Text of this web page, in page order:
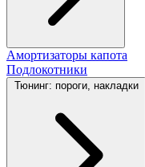
Амортизаторы капота
Подлокотники
Тюнинг: пороги, накладки